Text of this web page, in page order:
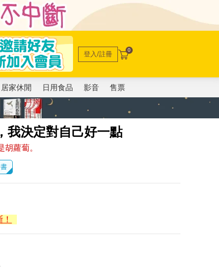
登入/註冊 0
居家休閒 日用食品 影音 售票
我決定對自己好一點
蘿蔔。